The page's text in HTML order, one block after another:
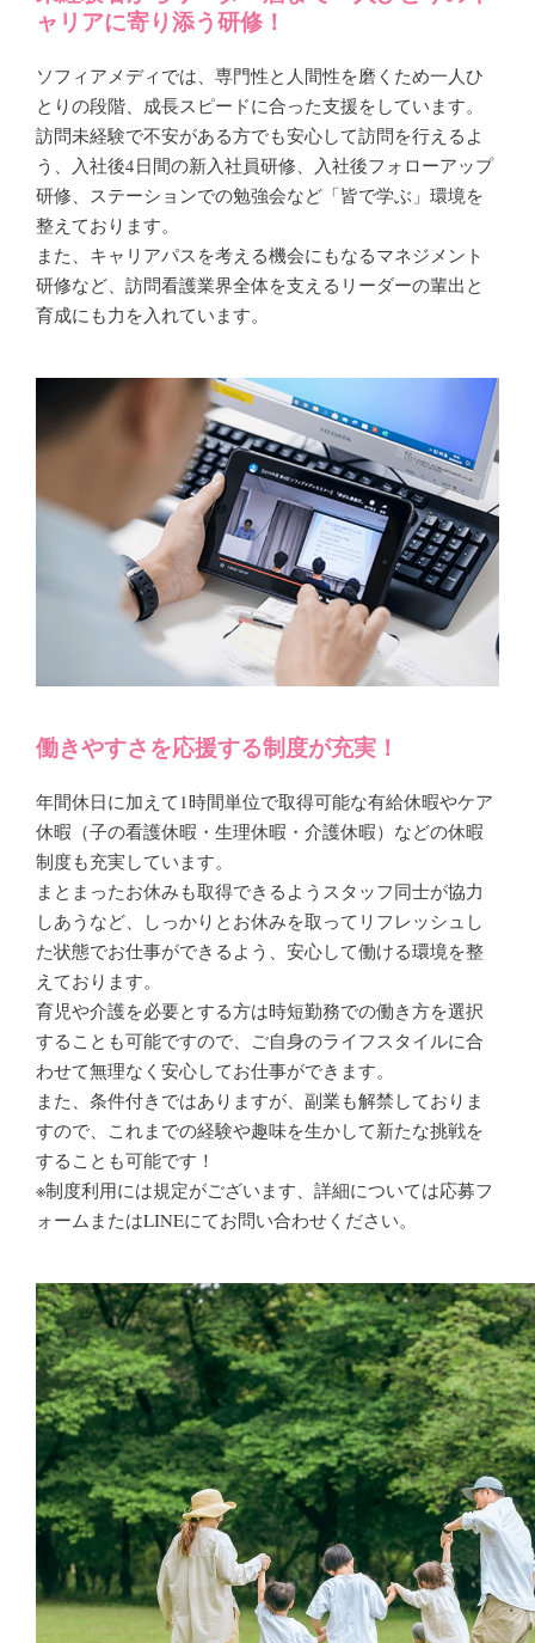
ャリアに寄り添う研修！
ソフィアメディでは、専門性と人間性を磨くため一人ひ
とりの段階、成長スピードに合った支援をしています。
訪問未経験で不安がある方でも安心して訪問を行えるよ
う、入社後4日間の新入社員研修、入社後フォローアップ
研修、ステーションでの勉強会など「皆で学ぶ」環境を
整えております。
また、キャリアパスを考える機会にもなるマネジメント
研修など、訪問看護業界全体を支えるリーダーの輩出と
育成にも力を入れています。
働きやすさを応援する制度が充実！
年間休日に加えて1時間単位で取得可能な有給休暇やケア
休暇（子の看護休暇・生理休暇・介護休暇）などの休暇
制度も充実しています。
まとまったお休みも取得できるようスタッフ同士が協力
しあうなど、しっかりとお休みを取ってリフレッシュし
た状態でお仕事ができるよう、安心して働ける環境を整
えております。
育児や介護を必要とする方は時短勤務での働き方を選択
することも可能ですので、ご自身のライフスタイルに合
わせて無理なく安心してお仕事ができます。
また、条件付きではありますが、副業も解禁しておりま
すので、これまでの経験や趣味を生かして新たな挑戦を
することも可能です！
※制度利用には規定がございます、詳細については応募フ
ォームまたはLINEにてお問い合わせください。